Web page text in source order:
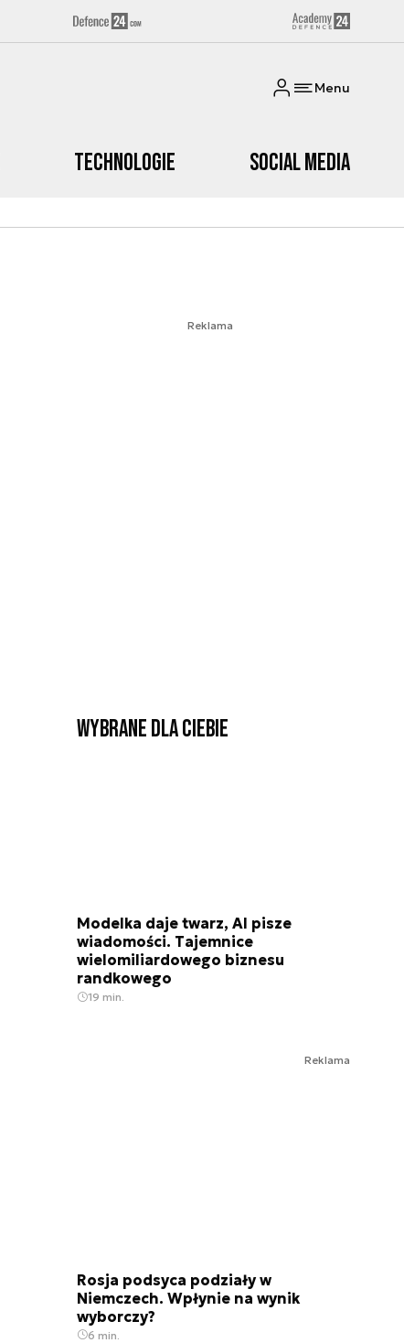
Menu
Technologie Social media
Reklama
Wybrane dla Ciebie
Modelka daje twarz, AI pisze
wiadomości. Tajemnice
wielomiliardowego biznesu
randkowego
19 min.
Reklama
Rosja podsyca podziały w
Niemczech. Wpłynie na wynik
wyborczy?
6 min.